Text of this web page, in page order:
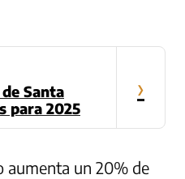
Santa
para 2025
›
aumenta un 20% de